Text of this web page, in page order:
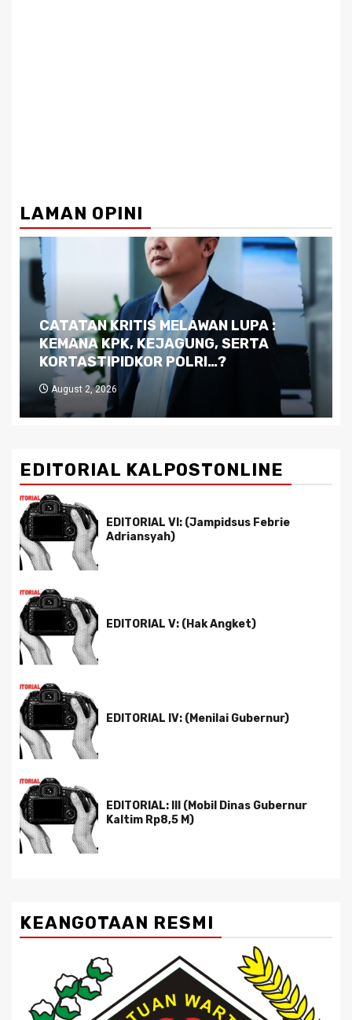
LAMAN OPINI
Dilema Kaltim di Tengah Krisis:
Kutukan Sumber Daya Alam dan
Pemimpin yang Tak Kreatif
July 29, 2026
EDITORIAL KALPOSTONLINE
EDITORIAL VI: (Jampidsus Febrie
Adriansyah)
EDITORIAL V: (Hak Angket)
EDITORIAL IV: (Menilai Gubernur)
EDITORIAL: III (Mobil Dinas Gubernur
Kaltim Rp8,5 M)
KEANGOTAAN RESMI